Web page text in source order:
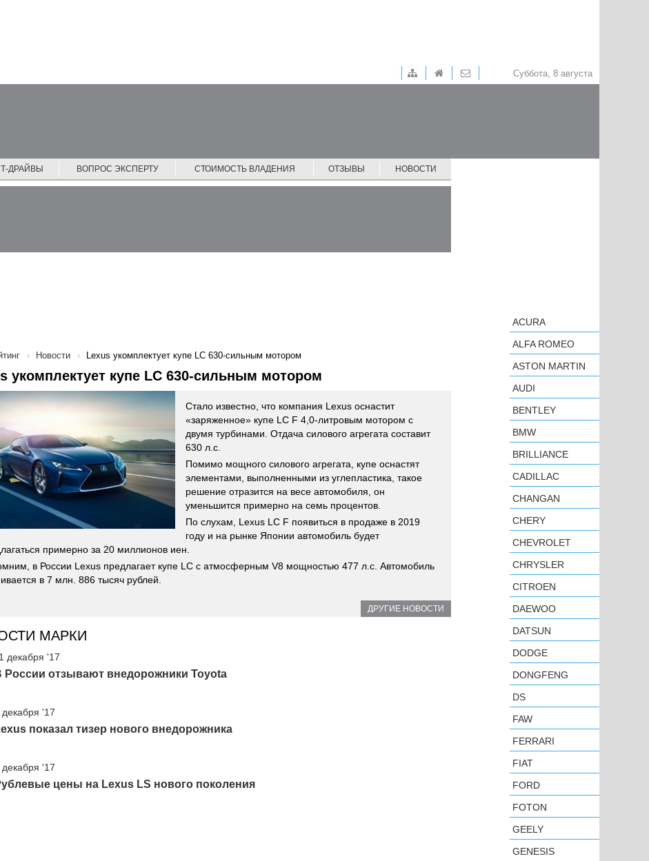
Суббота, 8 августа
ДРАЙВЫ ВОПРОС ЭКСПЕРТУ СТОИМОСТЬ ВЛАДЕНИЯ ОТЗЫВЫ НОВОСТИ
Новости Lexus укомплектует купе LC 630-сильным мотором
укомплектует купе LC 630-сильным мотором
Стало известно, что компания Lexus оснастит
«заряженное» купе LC F 4,0-литровым мотором с
двумя турбинами. Отдача силового агрегата составит
630 л.с.
Помимо мощного силового агрегата, купе оснастят
элементами, выполненными из углепластика, такое
решение отразится на весе автомобиля, он
уменьшится примерно на семь процентов.
По слухам, Lexus LC F появиться в продаже в 2019
году и на рынке Японии автомобиль будет
примерно за 20 миллионов иен.
в России Lexus предлагает купе LC с атмосферным V8 мощностью 477 л.с. Автомобиль
в 7 млн. 886 тысяч рублей.
ДРУГИЕ НОВОСТИ
МАРКИ
декабря '17
России отзывают внедорожники Toyota
декабря '17
показал тизер нового внедорожника
декабря '17
цены на Lexus LS нового поколения
ACURA
ALFA ROMEO
ASTON MARTIN
AUDI
BENTLEY
BMW
BRILLIANCE
CADILLAC
CHANGAN
CHERY
CHEVROLET
CHRYSLER
CITROEN
DAEWOO
DATSUN
DODGE
DONGFENG
DS
FAW
FERRARI
FIAT
FORD
FOTON
GEELY
GENESIS